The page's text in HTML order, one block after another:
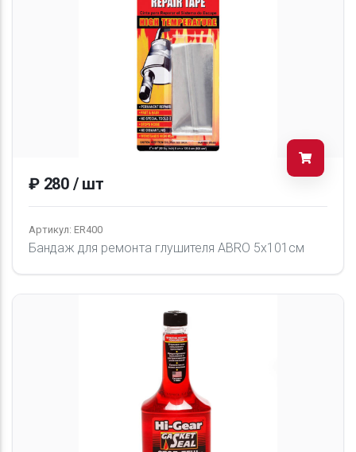
₽ 280 / шт
Артикул: ER400
Бандаж для ремонта глушителя ABRO 5х101см